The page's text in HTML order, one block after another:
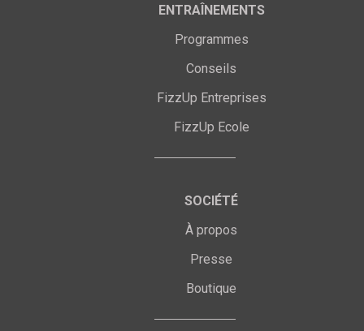
ENTRAÎNEMENTS
Programmes
Conseils
FizzUp Entreprises
FizzUp Ecole
SOCIÉTÉ
À propos
Presse
Boutique